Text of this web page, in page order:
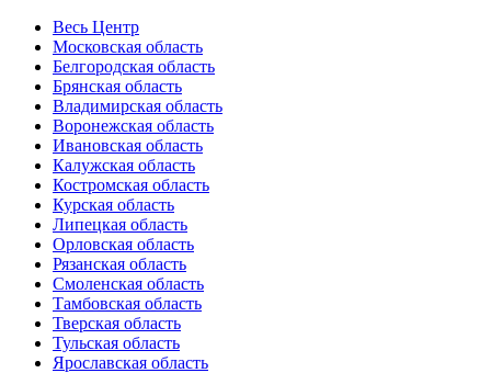
Весь Центр
Московская область
Белгородская область
Брянская область
Владимирская область
Воронежская область
Ивановская область
Калужская область
Костромская область
Курская область
Липецкая область
Орловская область
Рязанская область
Смоленская область
Тамбовская область
Тверская область
Тульская область
Ярославская область